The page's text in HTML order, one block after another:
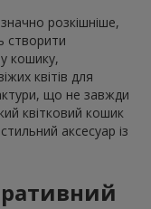
розкішніше,
створити
кошику,
квітів для
що не завжди
квітковий кошик
аксесуар із